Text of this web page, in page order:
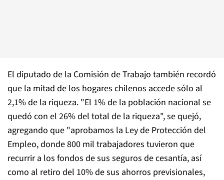
El diputado de la Comisión de Trabajo también recordó
que la mitad de los hogares chilenos accede sólo al
2,1% de la riqueza. "El 1% de la población nacional se
quedó con el 26% del total de la riqueza", se quejó,
agregando que "aprobamos la Ley de Protección del
Empleo, donde 800 mil trabajadores tuvieron que
recurrir a los fondos de sus seguros de cesantía, así
como al retiro del 10% de sus ahorros previsionales,